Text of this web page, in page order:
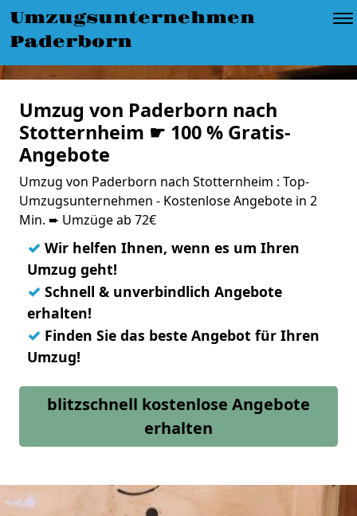
Umzugsunternehmen
Paderborn
Umzug von Paderborn nach
Stotternheim ☛ 100 % Gratis-
Angebote
Umzug von Paderborn nach Stotternheim : Top-
Umzugsunternehmen - Kostenlose Angebote in 2
Min. ➨ Umzüge ab 72€
✓ Wir helfen Ihnen, wenn es um Ihren
Umzug geht!
✓ Schnell & unverbindlich Angebote
erhalten!
✓ Finden Sie das beste Angebot für Ihren
Umzug!
blitzschnell kostenlose Angebote
erhalten